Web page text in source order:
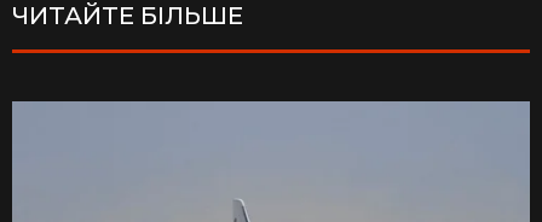
ЧИТАЙТЕ БІЛЬШЕ